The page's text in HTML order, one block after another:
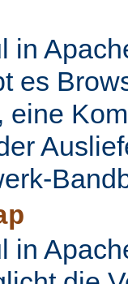
in
es
eine
in